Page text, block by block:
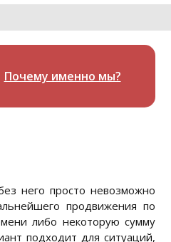
Почему именно мы?
него просто невозможно
продвижения по
либо некоторую сумму
подходит для ситуаций,